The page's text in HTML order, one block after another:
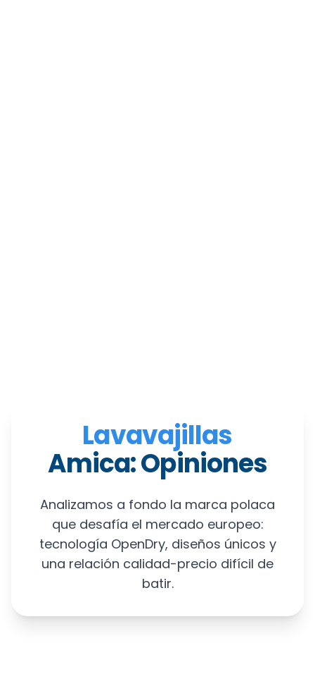
Lavavajillas
Amica: Opiniones
Analizamos a fondo la marca polaca
que desafía el mercado europeo:
tecnología OpenDry, diseños únicos y
una relación calidad-precio difícil de
batir.